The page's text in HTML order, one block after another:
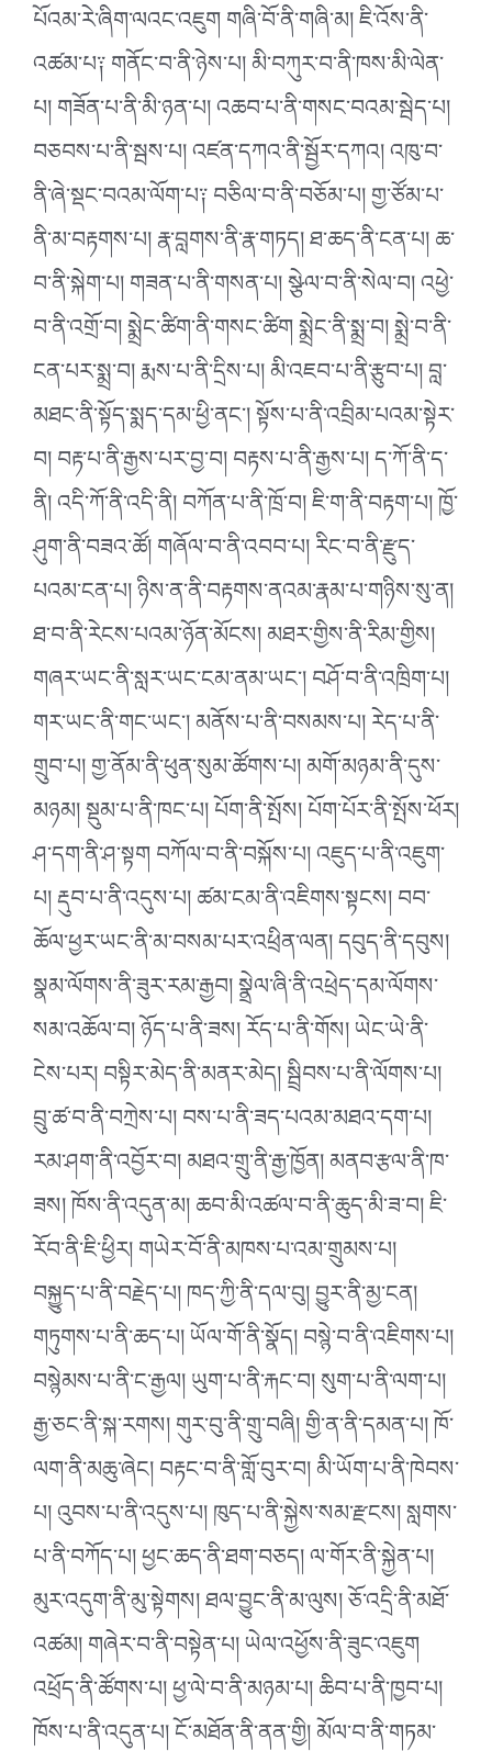
པོའམ་རེ་ཞིག་ལའང་འཇུག གཞི་བོ་ནི་གཞི་མ། ཇི་འོས་ནི་
འཚམ་པ༑ གནོང་བ་ནི་ཉེས་པ། མི་བཀུར་བ་ནི་ཁས་མི་ལེན་
པ། གཟོན་པ་ནི་མི་ཉན་པ། འཆབ་པ་ནི་གསང་བའམ་སྦེད་པ།
བཅབས་པ་ནི་སྦས་པ། འཛན་དཀའ་ནི་སྦྱོར་དཀའ། འཁུ་བ་
ནི་ཞེ་སྡང་བའམ་ལོག་པ༑ བཅིལ་བ་ནི་བཅོམ་པ། གྱ་ཙོམ་པ་
ནི་མ་བརྟགས་པ། རྣ་བླགས་ནི་རྣ་གཏད། ཐ་ཆད་ནི་ངན་པ། ཆ་
བ་ནི་སྐེག་པ། གཟན་པ་ནི་གསན་པ། སྩེལ་བ་ནི་སེལ་བ། འཕྱེ་
བ་ནི་འགྲོ་བ། སྨྲེང་ཚིག་ནི་གསང་ཚིག སྨྲེང་ནི་སྨྲ་བ། སྨྲེ་བ་ནི་
ངན་པར་སྨྲ་བ། རྨས་པ་ནི་དྲིས་པ། མི་འཇབ་པ་ནི་རྩུབ་པ། བླ་
མཐང་ནི་སྟོད་སྨད་དམ་ཕྱི་ནང༌། སྟོས་པ་ནི་འབྲིམ་པའམ་སྟེར་
བ། བརྟ་པ་ནི་རྒྱས་པར་བྱ་བ། བརྟས་པ་ནི་རྒྱས་པ། ད་ཀོ་ནི་ད་
ནི། འདི་ཀོ་ནི་འདི་ནི། བཀོན་པ་ནི་ཁྲོ་བ། ཇི་ག་ནི་བརྟག་པ། ཁྱོ་
ཤུག་ནི་བཟའ་ཚོ། གཞོལ་བ་ནི་འབབ་པ། རིང་བ་ནི་རྫུད་
པའམ་ངན་པ། ཉིས་ན་ནི་བརྟགས་ནའམ་རྣམ་པ་གཉིས་སུ་ན།
ཐ་བ་ནི་རེངས་པའམ་ཉོན་མོངས། མཐར་གྱིས་ནི་རིམ་གྱིས།
གཞར་ཡང་ནི་སླར་ཡང་ངམ་ནམ་ཡང༌། བཤོ་བ་ནི་འཁྲིག་པ།
གར་ཡང་ནི་གང་ཡང༌། མནོས་པ་ནི་བསམས་པ། རེད་པ་ནི་
གྲུབ་པ། གྱ་ནོམ་ནི་ཕུན་སུམ་ཚོགས་པ། མགོ་མཉམ་ནི་དུས་
མཉམ། སྡུམ་པ་ནི་ཁང༌པ། པོག་ནི་སྤོས། པོག་པོར་ནི་སྤོས་ཕོར།
ཤ་དག་ནི་ཤ་སྟག བཀོལ་བ་ནི་བསྐོས་པ། འཇུད་པ་ནི་འཇུག་
པ། རྡུབ་པ་ནི་འདུས་པ། ཚམ་ངམ་ནི་འཇིགས་སྟངས། བབ་
ཆོལ་ཕྱར་ཡང་ནི་མ་བསམ་པར་འཕྲིན་ལན། དབུད་ནི་དབུས།
སྣམ་ལོགས་ནི་ཟུར་རམ་རྒྱབ། སྣྲེལ་ཞི་ནི་འཕྲེད་དམ་ལོགས་
སམ་འཆོལ་བ། ཉོད་པ་ནི་ཟས། རོད་པ་ནི་གོས། ཡེང་ཡེ་ནི་
ངེས་པར། བསྟིར་མེད་ནི་མནར་མེད། སྦྲིབས་པ་ནི་ལོགས་པ།
བྲུ་ཚ་བ་ནི་བཀྲེས་པ། བས་པ་ནི་ཟད་པའམ་མཐའ་དག་པ།
རམ་ཤག་ནི་འབྱོར་བ། མཐའ་གྲུ་ནི་རྒྱ་ཁྱོན། མནབ་རྩལ་ནི་ཁ་
ཟས། ཁོས་ནི་འདུན་མ། ཆབ་མི་འཚལ་བ་ནི་ཆུད་མི་ཟ་བ། ཇི་
རོབ་ནི་ཇི་ཕྱིར། གཡེར་བོ་ནི་མཁས་པ་འམ་གྲུམས་པ།
བསྐྱུད་པ་ནི་བརྗེད་པ། ཁད་ཀྱི་ནི་དལ་བུ། བྱུར་ནི་མྱ་ངན།
གཏུགས་པ་ནི་ཆད་པ། ཡོལ་གོ་ནི་སྣོད། བསྙེ་བ་ནི་འཇིགས་པ།
བསྙེམས་པ་ནི་ང་རྒྱལ། ཡུག་པ་ནི་རྐང་བ། སུག་པ་ནི་ལག་པ།
རྒྱ་ཅང་ནི་སྐ་རགས། གུར་བུ་ནི་གྲུ་བཞི། གྱི་ན་ནི་དམན་པ། ཁོ་
ལག་ནི་མཆུ་ཞེང། བརྟང་བ་ནི་གློ་བུར་བ། མི་ཡོག་པ་ནི་ཁེབས་
པ། འུབས་པ་ནི་འདུས་པ། ཁུད་པ་ནི་སྐྱེས་སམ་རྫངས། སླགས་
པ་ནི་བཀོད་པ། ཕྱང་ཆད་ནི་ཐག་བཅད། ལ་གོར་ནི་སྐྱེན་པ།
མུར་འདུག་ནི་མུ་སྟེགས། ཐལ་བྱུང་ནི་མ་ལུས། ཅོ་འདྲི་ནི་མཐོ་
འཚམ། གཞེར་བ་ནི་བསྟེན་པ། ཡེལ་འཕྱོས་ནི་ཟུང་འཇུག
འཕྲོད་ནི་ཚོགས་པ། ཕྱ་ལེ་བ་ནི་མཉམ་པ། ཆིབ་པ་ནི་ཁྱབ་པ།
ཁོས་པ་ནི་འདུན་པ། ངོ་མཐོན་ནི་ནན་གྱི། མོལ་བ་ནི་གཏམ་